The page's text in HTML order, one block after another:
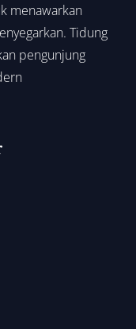
menawarkan
Tidung
pengunjung